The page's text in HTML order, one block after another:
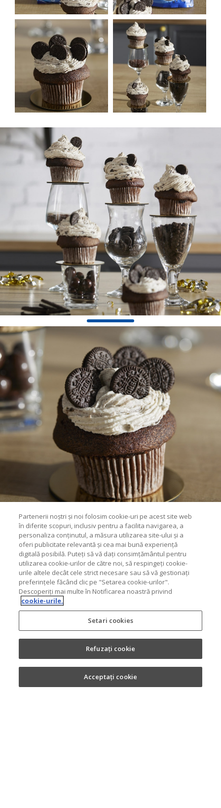
Partenerii noștri și noi folosim cookie-uri pe acest site web
în diferite scopuri, inclusiv pentru a facilita navigarea, a
personaliza conținutul, a măsura utilizarea site-ului și a
oferi publicitate relevantă și cea mai bună experiență
digitală posibilă. Puteți să vă dați consimțământul pentru
utilizarea cookie-urilor de către noi, să respingeți cookie-
urile altele decât cele strict necesare sau să vă gestionați
preferințele făcând clic pe "Setarea cookie-urilor".
Descoperiți mai multe în Notificarea noastră privind
cookie-urile.
Setari cookies
Refuzați cookie
Acceptați cookie